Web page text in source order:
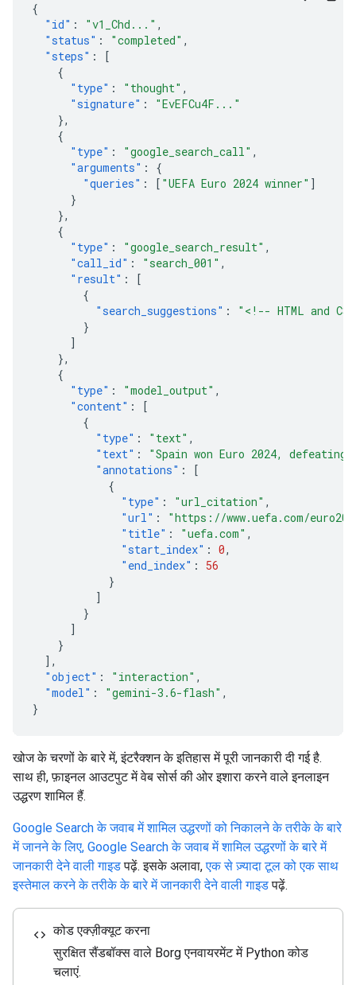
{
"id" : "v1_Chd..." ,
"status" : "completed" ,
"steps" :
[
{
"type" : "thought" ,
"signature" :
"EvEFCu4F..."
},
{
"type" : "google_search_call" ,
"arguments" :
{
"queries" : [ "UEFA Euro 2024 winner" ]
}
},
{
"type" : "google_search_result" ,
"call_id" : "search_001" ,
"result" :
[
{
"search_suggestions" :
"<!-- HTML and
}
]
},
{
"type" : "model_output" ,
"content" :
[
{
"type" : "text" ,
"text" :
"Spain won Euro 2024,
"annotations" :
[
{
"type" : "url_citation" ,
"url" :
"https://www.uefa.com/
"title" : "uefa.com" ,
"start_index" : 0,
"end_index" :
56
}
]
}
]
}
],
"object" : "interaction" ,
"model" : "gemini-3.6-flash" ,
}
खोज के चरणों के बारे में, इंटरैक्शन के इतिहास में पूरी जानकारी दी गई है.
साथ ही, फ़ाइनल आउटपुट में वेब सोर्स की ओर इशारा करने वाले इनलाइन
उद्धरण शामिल हैं.
Google Search के जवाब में शामिल उद्धरणों को निकालने के तरीके के बारे
में जानने के लिए, Google Search के जवाब में शामिल उद्धरणों के बारे में
जानकारी देने वाली गाइडपढ़ें. इसके अलावा,एक से ज़्यादा टूल को एक साथ
इस्तेमाल करने के तरीके के बारे में जानकारी देने वाली गाइडपढ़ें.
code कोड एक्ज़ीक्यूट करना
सुरक्षित सैंडबॉक्स वाले Borg एनवायरमेंट में Python कोड
चलाएं.